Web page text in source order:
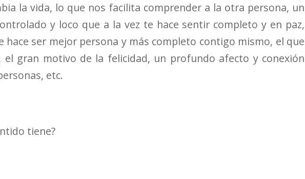
la vida, lo que nos facilita comprender a la otra persona, un
y loco que a la vez te hace sentir completo y en paz,
hace ser mejor persona y más completo contigo mismo, el que
el gran motivo de la felicidad, un profundo afecto y conexión
etc.
tiene?